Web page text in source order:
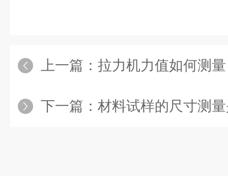
上一篇： 拉力机力值如何测量
下一篇： 材料试样的尺寸测量是